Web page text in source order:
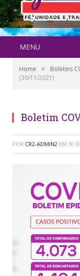
MENU
Home » Boletins
(30/11/2021)
Boletim
POR CR2-ADMIN2 EM 30